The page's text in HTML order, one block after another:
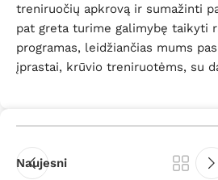
treniruočių apkrovą ir sumažinti
pat greta turime galimybę taikyti
programas, leidžiančias mums
įprastai, krūvio treniruotėms, su
Naujesni